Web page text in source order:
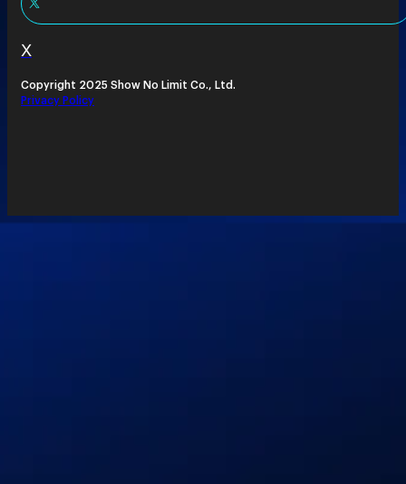
X
Copyright 2025 Show No Limit Co., Ltd.
Privacy Policy